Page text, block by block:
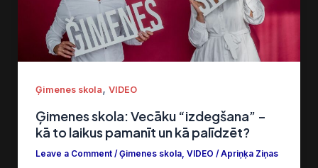
Ģimenes skola, VIDEO
Ģimenes skola: Vecāku “izdegšana” –
kā to laikus pamanīt un kā palīdzēt?
Leave a Comment /Ģimenes skola, VIDEO /Apriņķa Ziņas